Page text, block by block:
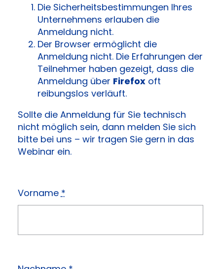
Die Sicherheitsbestimmungen Ihres
Unternehmens erlauben die
Anmeldung nicht.
Der Browser ermöglicht die
Anmeldung nicht. Die Erfahrungen der
Teilnehmer haben gezeigt, dass die
Anmeldung über Firefoxoft
reibungslos verläuft.
Sollte die Anmeldung für Sie technisch
nicht möglich sein, dann melden Sie sich
bitte bei uns – wir tragen Sie gern in das
Webinar ein.
Vorname *